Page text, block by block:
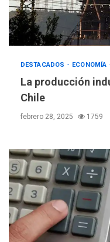
DESTACADOS ECONOMÍA
La producción
Chile
febrero 28, 2025 1759